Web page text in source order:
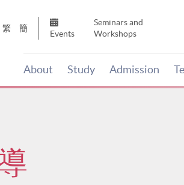
繁 簡
Events
Seminars and
Workshops
About Study Admission